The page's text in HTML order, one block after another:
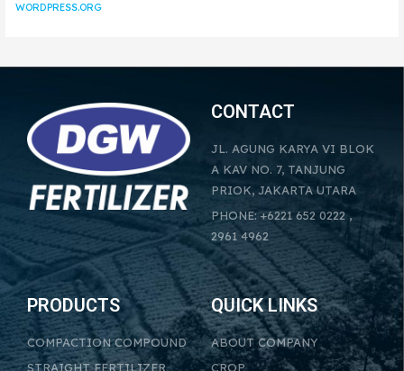
WORDPRESS.ORG
CONTACT
JL. AGUNG KARYA VI BLOK
A KAV NO. 7, TANJUNG
PRIOK, JAKARTA UTARA
PHONE: +6221 652 0222 ,
2961 4962
PRODUCTS
COMPACTION COMPOUND
STRAIGHT FERTILIZER
QUICK LINKS
ABOUT COMPANY
CROP